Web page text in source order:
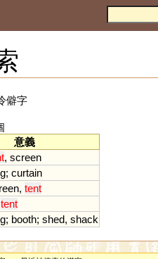
僻字
意義
, screen
; curtain
, tent
tent
; booth; shed, shack